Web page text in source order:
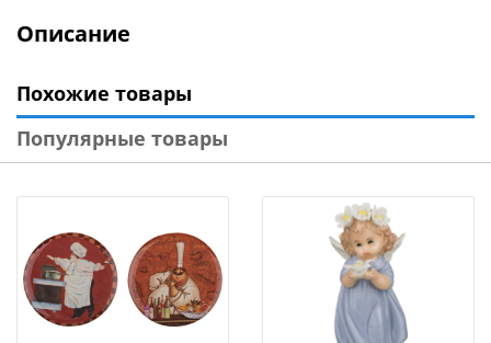
Описание
Похожие товары
Популярные товары